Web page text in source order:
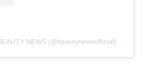
NEWS (@beautynewsofficial)